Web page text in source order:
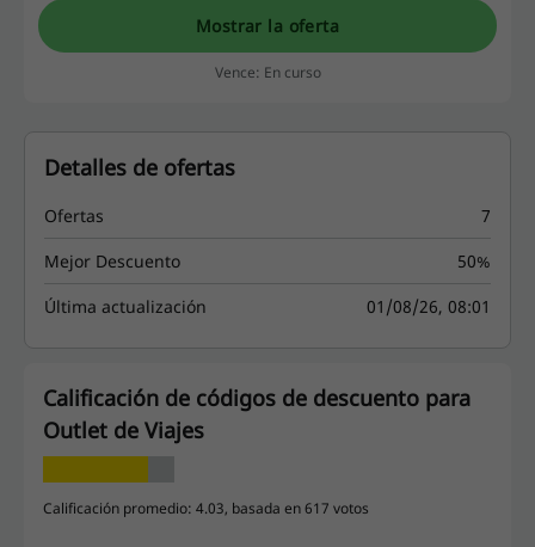
Mostrar la oferta
Vence: En curso
Detalles de ofertas
Ofertas
7
Mejor Descuento
50%
Última actualización
01/08/26, 08:01
Calificación de códigos de descuento para
Outlet de Viajes
Calificación promedio: 4.03, basada en 617 votos